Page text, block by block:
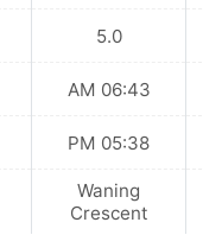
5.0
06:43 AM
05:38 PM
Waning
Crescent